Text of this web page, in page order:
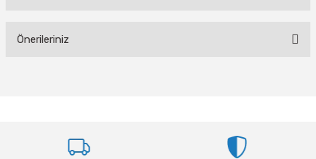
Önerileriniz
Ürün resmi kalitesiz, bozuk veya görüntülenemiyor.